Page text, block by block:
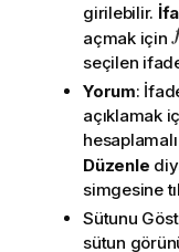
girilebilir.
açmak için
seçilen
Yorum:
açıklamak
Düzenle
simgesine
Sütunu
sütun